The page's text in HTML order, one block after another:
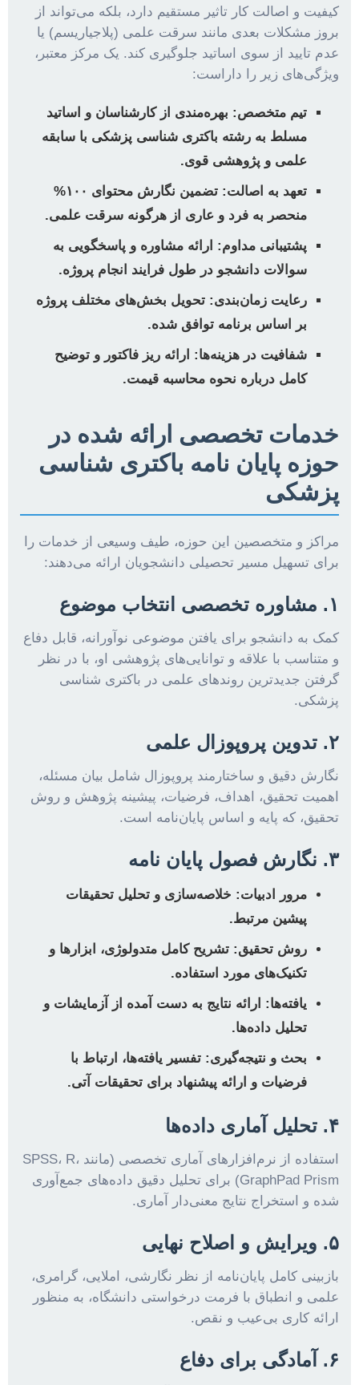
کیفیت و اصالت کار تاثیر مستقیم دارد، بلکه می‌تواند از
بروز مشکلات بعدی مانند سرقت علمی (پلاجیاریسم) یا
عدم تایید از سوی اساتید جلوگیری کند. یک مرکز معتبر،
ویژگی‌های زیر را داراست:
تیم متخصص: بهره‌مندی از کارشناسان و اساتید
مسلط به رشته باکتری شناسی پزشکی با سابقه
علمی و پژوهشی قوی.
تعهد به اصالت:
تضمین نگارش محتوای ۱۰۰%
منحصر به فرد و عاری از هرگونه سرقت علمی.
پشتیبانی مداوم: ارائه مشاوره و پاسخگویی به
سوالات دانشجو در طول فرایند انجام پروژه.
رعایت زمان‌بندی: تحویل بخش‌های مختلف پروژه
بر اساس برنامه توافق شده.
شفافیت در هزینه‌ها: ارائه ریز فاکتور و توضیح
کامل درباره نحوه محاسبه قیمت.
خدمات تخصصی ارائه شده در
حوزه پایان نامه باکتری شناسی
پزشکی
مراکز و متخصصین این حوزه، طیف وسیعی از خدمات را
برای تسهیل مسیر تحصیلی دانشجویان ارائه می‌دهند:
۱. مشاوره تخصصی انتخاب موضوع
کمک به دانشجو برای یافتن موضوعی نوآورانه، قابل دفاع
و متناسب با علاقه و توانایی‌های پژوهشی او، با در نظر
گرفتن جدیدترین روندهای علمی در باکتری شناسی
پزشکی.
۲. تدوین پروپوزال علمی
نگارش دقیق و ساختارمند پروپوزال شامل بیان مسئله،
اهمیت تحقیق، اهداف، فرضیات، پیشینه پژوهش و روش
تحقیق، که پایه و اساس پایان‌نامه است.
۳. نگارش فصول پایان نامه
مرور ادبیات: خلاصه‌سازی و تحلیل تحقیقات
پیشین مرتبط.
روش تحقیق: تشریح کامل متدولوژی، ابزارها و
تکنیک‌های مورد استفاده.
یافته‌ها: ارائه نتایج به دست آمده از آزمایشات و
تحلیل داده‌ها.
بحث و نتیجه‌گیری: تفسیر یافته‌ها، ارتباط با
فرضیات و ارائه پیشنهاد برای تحقیقات آتی.
۴. تحلیل آماری داده‌ها
استفاده از نرم‌افزارهای آماری تخصصی (مانند SPSS، R،
GraphPad Prism) برای تحلیل دقیق داده‌های جمع‌آوری
شده و استخراج نتایج معنی‌دار آماری.
۵. ویرایش و اصلاح نهایی
بازبینی کامل پایان‌نامه از نظر نگارشی، املایی، گرامری،
علمی و انطباق با فرمت درخواستی دانشگاه، به منظور
ارائه کاری بی‌عیب و نقص.
۶. آمادگی برای دفاع